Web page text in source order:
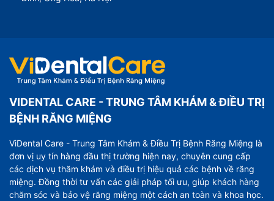
VIDENTAL CARE - TRUNG TÂM KHÁM & ĐIỀU TRỊ
BỆNH RĂNG MIỆNG
ViDental Care - Trung Tâm Khám & Điều Trị Bệnh Răng Miệng là
đơn vị uy tín hàng đầu thị trường hiện nay, chuyên cung cấp
các dịch vụ thăm khám và điều trị hiệu quả các bệnh về răng
miệng. Đồng thời tư vấn các giải pháp tối ưu, giúp khách hàng
chăm sóc và bảo vệ răng miệng một cách an toàn và khoa học.